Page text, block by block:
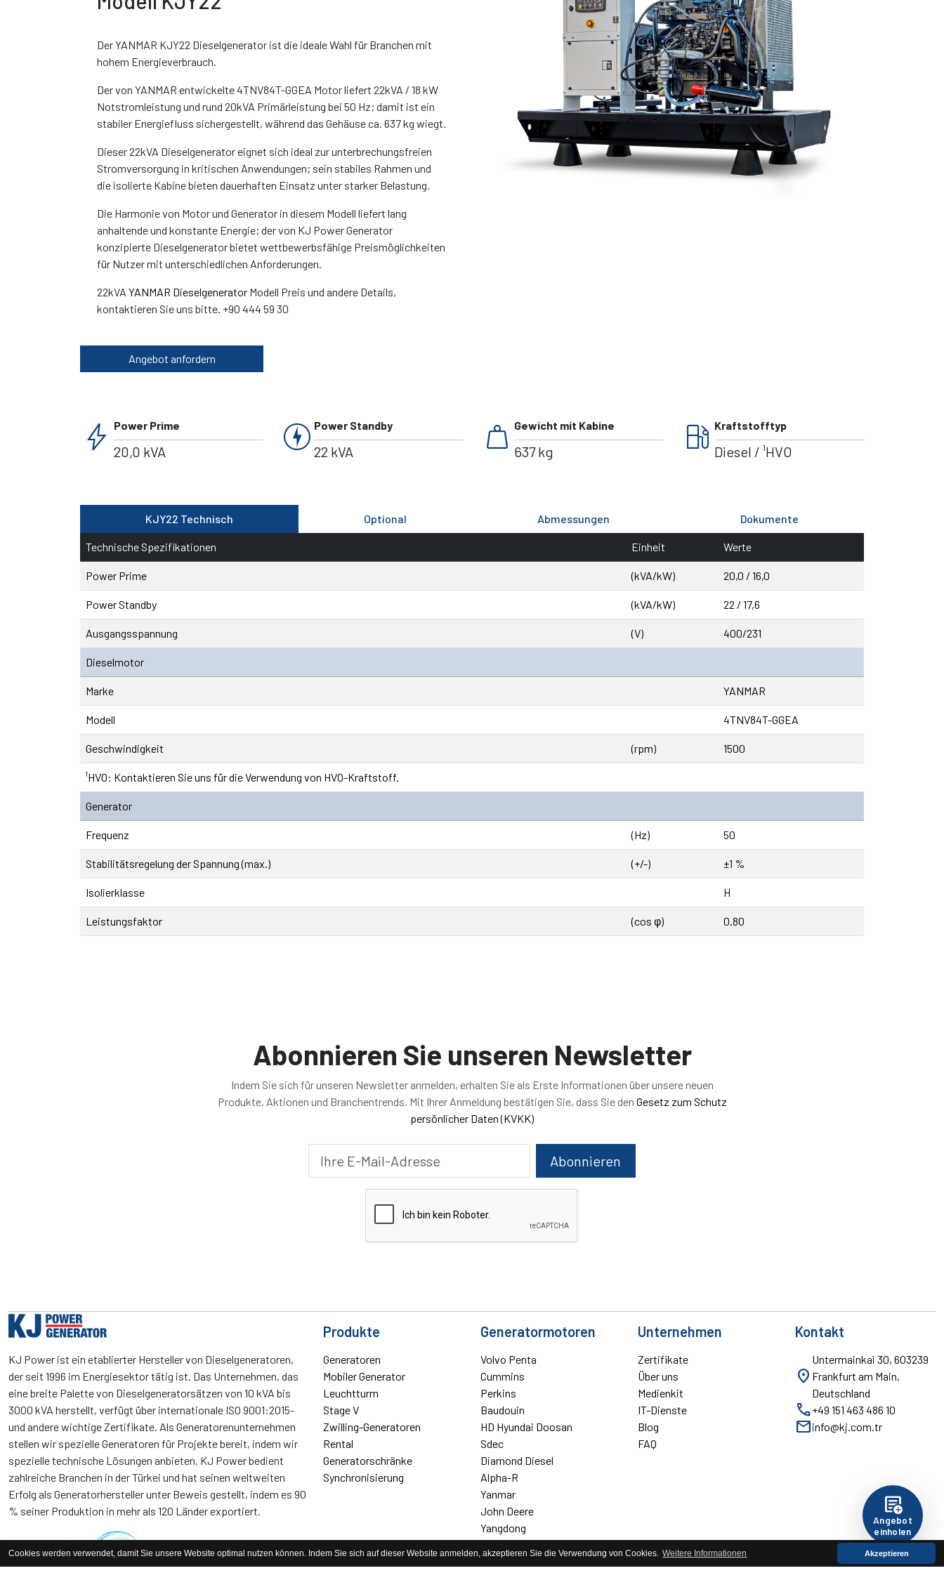
Cookies werden verwendet, damit Sie unsere Website optimal nutzen können. Indem Sie sich auf dieser Website anmelden, akzeptieren Sie die Verwendung von Cookies. Weitere Informationen Akzeptieren
Der YANMAR KJY22 Dieselgenerator ist die ideale Wahl für Branchen mit
hohem Energieverbrauch.
Der von YANMAR entwickelte 4TNV84T-GGEA Motor liefert 22kVA / 18 kW
Notstromleistung und rund 20kVA Primärleistung bei 50 Hz; damit ist ein
stabiler Energiefluss sichergestellt, während das Gehäuse ca. 637 kg wiegt.
Dieser 22kVA Dieselgenerator eignet sich ideal zur unterbrechungsfreien
Stromversorgung in kritischen Anwendungen; sein stabiles Rahmen und
die isolierte Kabine bieten dauerhaften Einsatz unter starker Belastung.
Die Harmonie von Motor und Generator in diesem Modell liefert lang
anhaltende und konstante Energie; der von KJ Power Generator
konzipierte Dieselgenerator bietet wettbewerbsfähige Preismöglichkeiten
für Nutzer mit unterschiedlichen Anforderungen.
22kVA YANMAR Dieselgenerator Modell Preis und andere Details,
kontaktieren Sie uns bitte. +90 444 59 30
Angebot anfordern
bolt Power Prime
20,0 kVA charger Power Standby
22 kVA weight Gewicht mit Kabine
637 kg local_gas_station Kraftstofftyp
Diesel / ¹HVO
KJY22 Technisch Optional Abmessungen Dokumente
Technische Spezifikationen Einheit Werte
Power Prime (kVA/kW) 20,0 / 16,0
Power Standby (kVA/kW) 22 / 17,6
Ausgangsspannung (V) 400/231
Dieselmotor
Marke YANMAR
Modell 4TNV84T-GGEA
Geschwindigkeit (rpm) 1500
¹HVO: Kontaktieren Sie uns für die Verwendung von HVO-Kraftstoff.
Generator
Frequenz (Hz) 50
Stabilitätsregelung der Spannung (max.) (+/-) ±1 %
Isolierklasse H
Leistungsfaktor (cos φ) 0.80
add_notes
Angebot
einholen
Abonnieren Sie unseren Newsletter
Indem Sie sich für unseren Newsletter anmelden, erhalten Sie als Erste Informationen über unsere neuen
Produkte, Aktionen und Branchentrends. Mit Ihrer Anmeldung bestätigen Sie, dass Sie den Gesetz zum Schutz
persönlicher Daten (KVKK)
Abonnieren
KJ Power ist ein etablierter Hersteller von Dieselgeneratoren,
der seit 1996 im Energiesektor tätig ist. Das Unternehmen, das
eine breite Palette von Dieselgeneratorsätzen von 10 kVA bis
3000 kVA herstellt, verfügt über internationale ISO 9001:2015-
und andere wichtige Zertifikate. Als Generatorenunternehmen
stellen wir spezielle Generatoren für Projekte bereit, indem wir
spezielle technische Lösungen anbieten. KJ Power bedient
zahlreiche Branchen in der Türkei und hat seinen weltweiten
Erfolg als Generatorhersteller unter Beweis gestellt, indem es 90
% seiner Produktion in mehr als 120 Länder exportiert.
Produkte
Generatoren
Mobiler Generator
Leuchtturm
Stage V
Zwilling-Generatoren
Rental
Generatorschränke
Synchronisierung
Generatormotoren
Volvo Penta
Cummins
Perkins
Baudouin
HD Hyundai Doosan
Sdec
Diamond Diesel
Alpha-R
Yanmar
John Deere
Yangdong
Unternehmen
Zertifikate
Über uns
Medienkit
IT-Dienste
Blog
FAQ
Kontakt
location_on
Untermainkai 30, 603239
Frankfurt am Main,
Deutschland
call+49 151 463 486 10
mailinfo@kj.com.tr